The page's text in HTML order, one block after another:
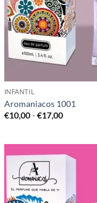
INFANTIL
Aromaniacos 1001
€10,00-€17,00Rango
hasta